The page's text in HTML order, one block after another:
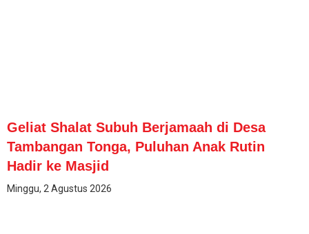
Geliat Shalat Subuh Berjamaah di Desa
Tambangan Tonga, Puluhan Anak Rutin
Hadir ke Masjid
Minggu, 2 Agustus 2026